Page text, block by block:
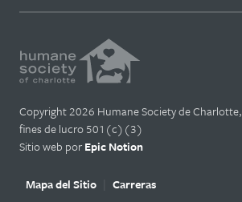
Copyright 2026 Humane Society de
fines de lucro 501(c)(3)
Sitio web porEpic Notion
Mapa del Sitio Carreras